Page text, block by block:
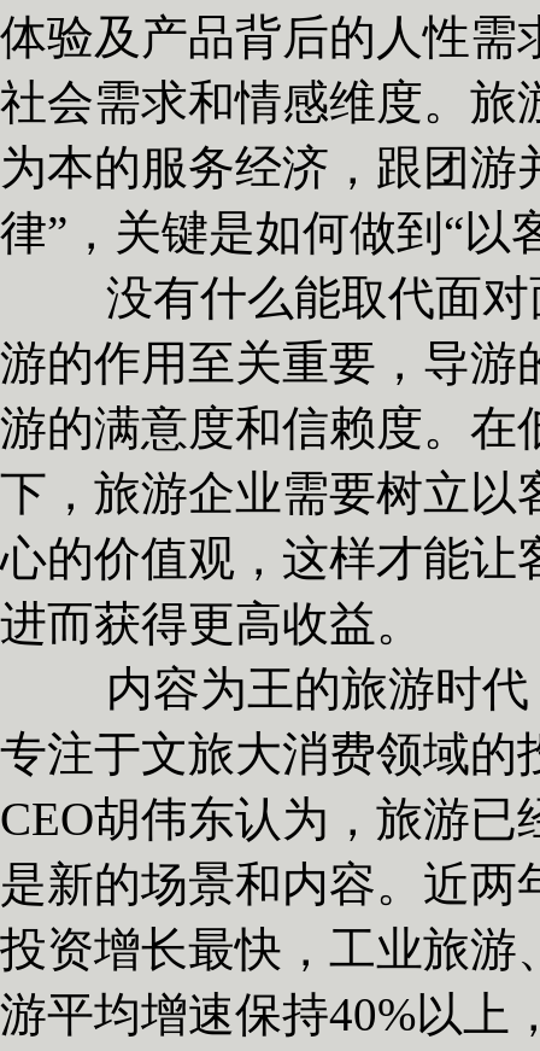
体验及产品背后的人性需
社会需求和情感维度。旅
为本的服务经济，跟团游
律”，关键是如何做到“以
没有什么能取代面对
游的作用至关重要，导游
游的满意度和信赖度。在
下，旅游企业需要树立以
心的价值观，这样才能让
进而获得更高收益。
内容为王的旅游时代
专注于文旅大消费领域的
CEO胡伟东认为，旅游
是新的场景和内容。近
投资增长最快，工业旅游
游平均增速保持40%以上